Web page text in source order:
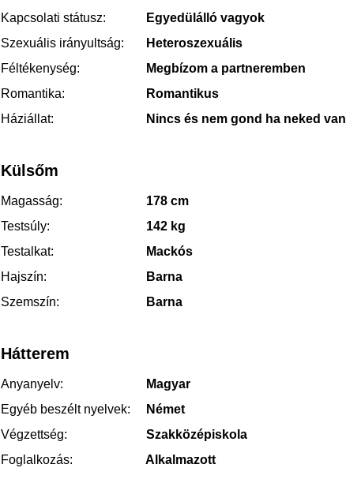
Kapcsolati státusz:
Egyedülálló vagyok
Szexuális irányultság:
Heteroszexuális
Féltékenység:
Megbízom a partneremben
Romantika:
Romantikus
Háziállat:
Nincs és nem gond ha neked van
Külsőm
Magasság:
178 cm
Testsúly:
142 kg
Testalkat:
Mackós
Hajszín:
Barna
Szemszín:
Barna
Hátterem
Anyanyelv:
Magyar
Egyéb beszélt nyelvek:
Német
Végzettség:
Szakközépiskola
Foglalkozás:
Alkalmazott